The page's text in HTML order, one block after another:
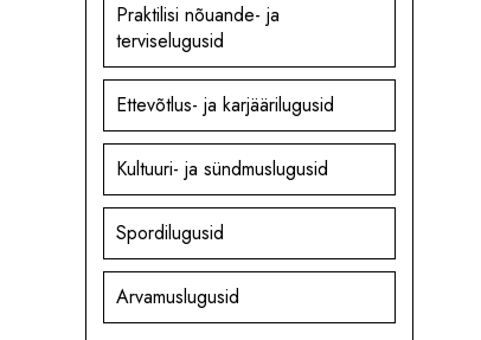
Praktilisi nõuande- ja
terviselugusid
Ettevõtlus- ja karjäärilugusid
Kultuuri- ja sündmuslugusid
Spordilugusid
Arvamuslugusid